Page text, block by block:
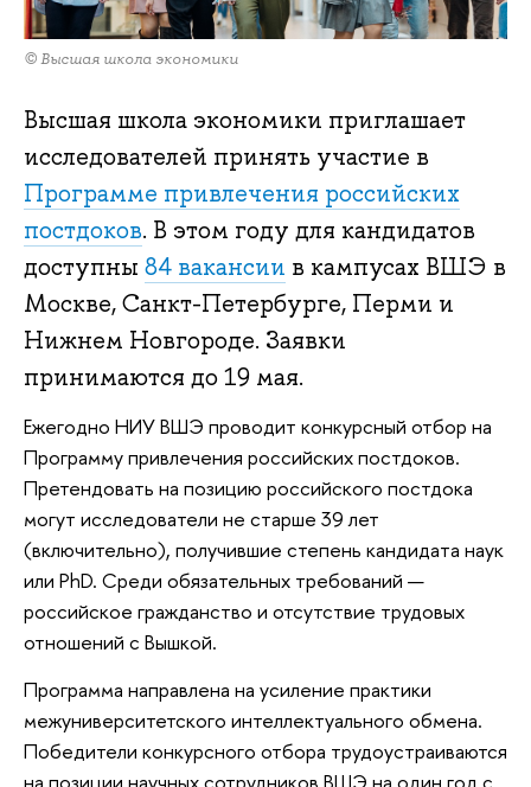
© Высшая школа экономики
Высшая школа экономики приглашает
исследователей принять участие в
Программе привлечения российских
постдоков. В этом году для кандидатов
доступны 84 вакансии в кампусах ВШЭ в
Москве, Санкт-Петербурге, Перми и
Нижнем Новгороде. Заявки
принимаются до 19 мая.
Ежегодно НИУ ВШЭ проводит конкурсный отбор на
Программу привлечения российских постдоков.
Претендовать на позицию российского постдока
могут исследователи не старше 39 лет
(включительно), получившие степень кандидата наук
или PhD. Среди обязательных требований —
российское гражданство и отсутствие трудовых
отношений с Вышкой.
Программа направлена на усиление практики
межуниверситетского интеллектуального обмена.
Победители конкурсного отбора трудоустраиваются